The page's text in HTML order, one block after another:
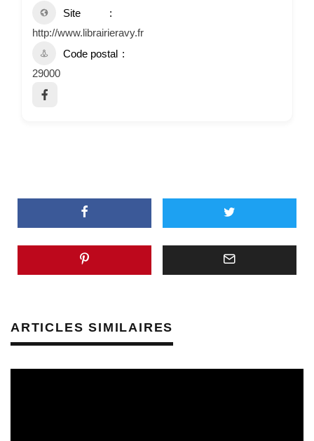
Site
http://www.librairieravy.fr
Code postal
29000
ARTICLES SIMILAIRES